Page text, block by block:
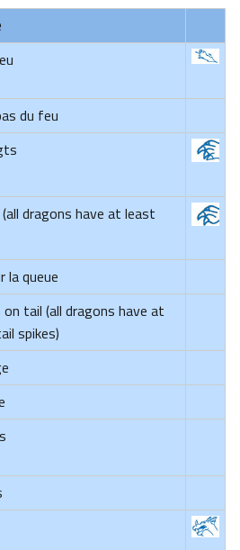
du feu
dragons have at least
la queue
on tail (all dragons have at
spikes)